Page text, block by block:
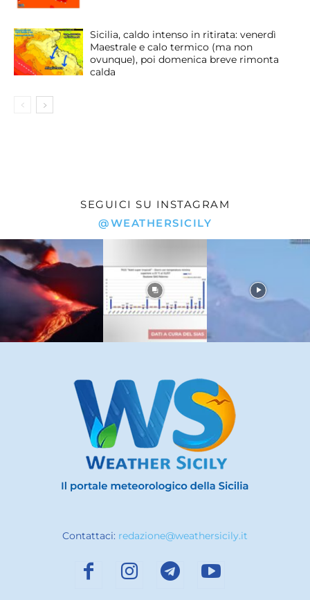
Sicilia, caldo intenso in ritirata: venerdì
Maestrale e calo termico (ma non
ovunque), poi domenica breve rimonta
calda
SEGUICI SU INSTAGRAM
@WEATHERSICILY
Contattaci: redazione@weathersicily.it